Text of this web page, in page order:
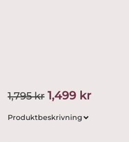
1,795kr Det
ursprungliga
1,499 krDet
Produktbeskrivning